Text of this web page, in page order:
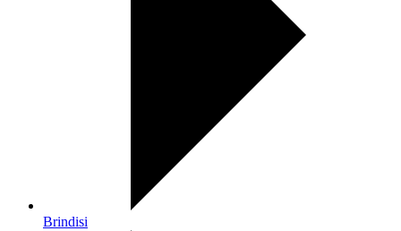
Brindisi